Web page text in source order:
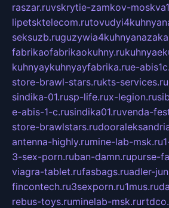
raszar.ruvskrytie-zamkov-
lipetsktelecom.ru
seksuzb.ru
fabrikaofabrikaokuhny.ru
kuhnyaykuhnyayfabrika.rue-
store-brawl-stars.rukts-services.ru
sindika-01.rusp-life.rux-legion.ru
e-abis-1-c.rusindika01.ruvenda-
store-brawlstars.ru
antenna-highly.rumine-lab-msk.ru
3-sex-porn.ruban-damn.rupurse-
viagra-tablet.rufasbags.ruadler-
fincontech.ru3sexporn.ru1mus.ru
rebus-toys.ruminelab-msk.ru